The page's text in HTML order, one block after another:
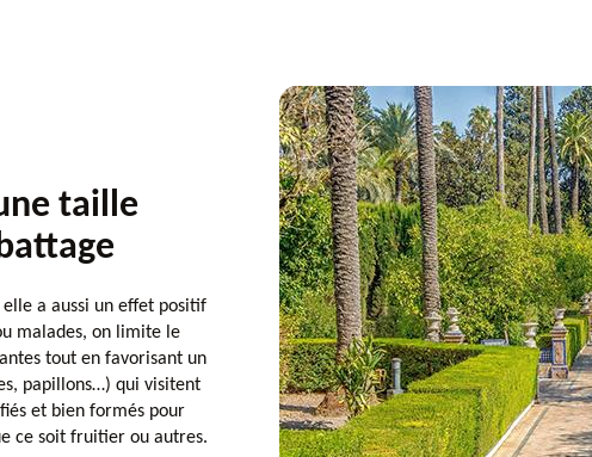
taille
a aussi un effet positif
malades, on limite le
tout en favorisant un
papillons…) qui visitent
et bien formés pour
ce soit fruitier ou autres.